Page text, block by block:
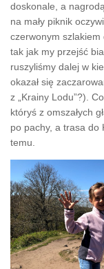
doskonale, a
na mały piknik
czerwonym szlakiem
tak jak my przejść
ruszyliśmy dalej w
okazał się
z „Krainy Lodu”?).
któryś z omszałych
po pachy, a trasa do
temu.